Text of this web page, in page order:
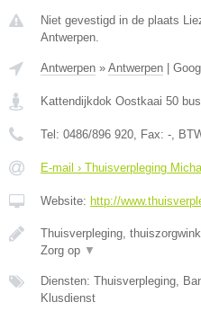
Niet gevestigd in de plaats
Antwerpen.
Antwerpen » Antwerpen
Kattendijkdok Oostkaai 50
Tel: 0486/896 920, Fax: -,
E-mail › Thuisverpleging
Website: http://
Thuisverpleging,
Zorg op ▼
Diensten: Thuisverpleging,
Klusdienst